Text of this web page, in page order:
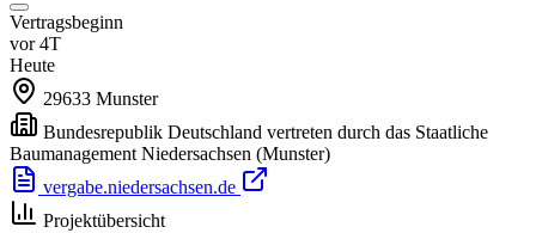
Vertragsbeginn
vor 4T
Heute
29633 Munster
Bundesrepublik Deutschland vertreten durch das Staatliche
Baumanagement Niedersachsen (Munster)
vergabe.niedersachsen.de
Projektübersicht